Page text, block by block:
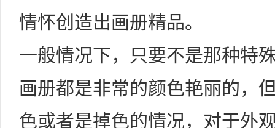
情怀创造出画册精品。
一般情况下，只要不是那种特
画册都是非常的颜色艳丽的，
色或者是掉色的情况，对于外